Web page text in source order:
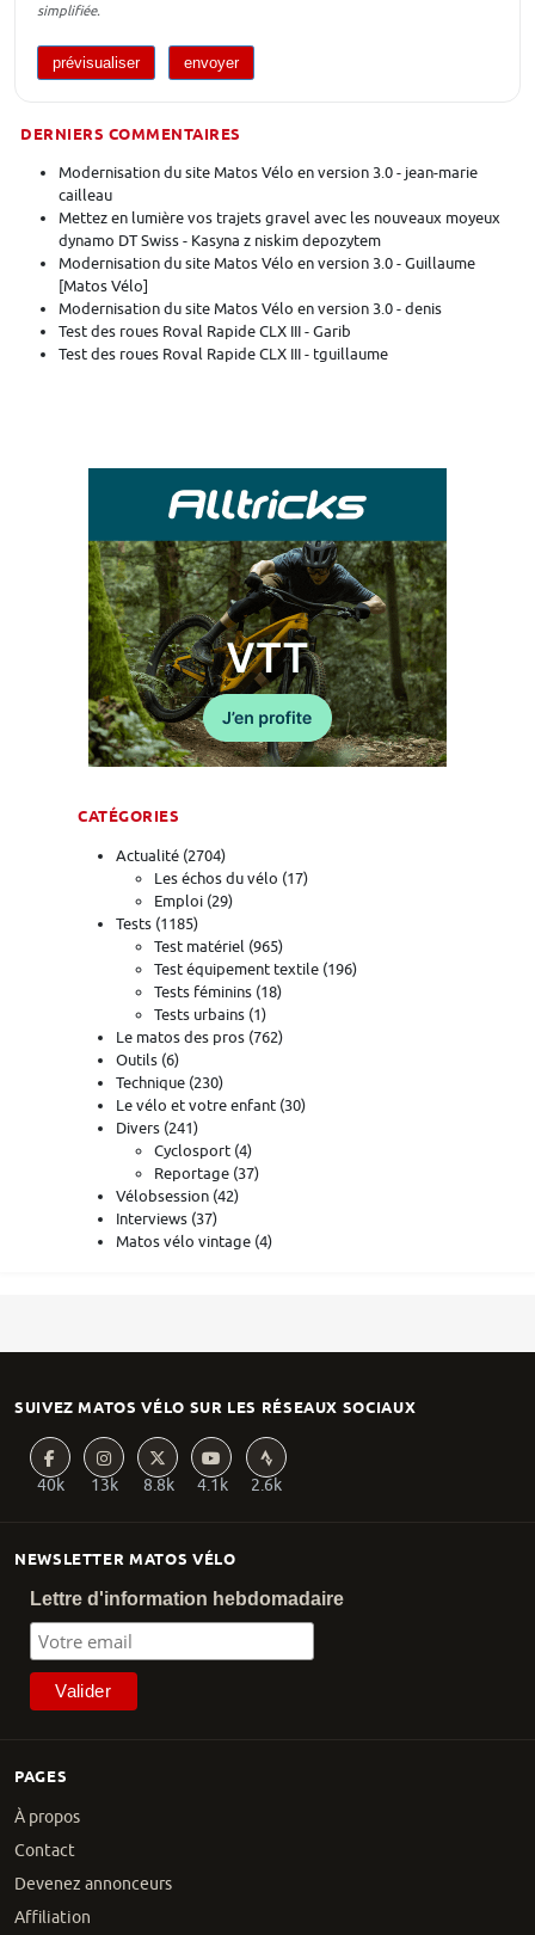
simplifiée.
DERNIERS COMMENTAIRES
Modernisation du site Matos Vélo en version 3.0 - jean-marie
cailleau
Mettez en lumière vos trajets gravel avec les nouveaux moyeux
dynamo DT Swiss - Kasyna z niskim depozytem
Modernisation du site Matos Vélo en version 3.0 - Guillaume
[Matos Vélo]
Modernisation du site Matos Vélo en version 3.0 - denis
Test des roues Roval Rapide CLX III - Garib
Test des roues Roval Rapide CLX III - tguillaume
CATÉGORIES
Actualité (2704)
Les échos du vélo (17)
Emploi (29)
Tests (1185)
Test matériel (965)
Test équipement textile (196)
Tests féminins (18)
Tests urbains (1)
Le matos des pros (762)
Outils (6)
Technique (230)
Le vélo et votre enfant (30)
Divers (241)
Cyclosport (4)
Reportage (37)
Vélobsession (42)
Interviews (37)
Matos vélo vintage (4)
PAGES
À propos
Contact
Devenez annonceurs
Affiliation
NEWSLETTER MATOS VÉLO
Lettre d'information hebdomadaire
SUIVEZ MATOS VÉLO SUR LES RÉSEAUX SOCIAUX
40k 13k 8.8k 4.1k 2.6k